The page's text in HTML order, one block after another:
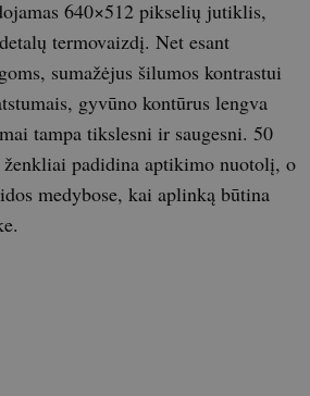
640×512 pikselių jutiklis,
termovaizdį. Net esant
sumažėjus šilumos kontrastui
gyvūno kontūrus lengva
tampa tikslesni ir saugesni. 50
padidina aptikimo nuotolį, o
medybose, kai aplinką būtina